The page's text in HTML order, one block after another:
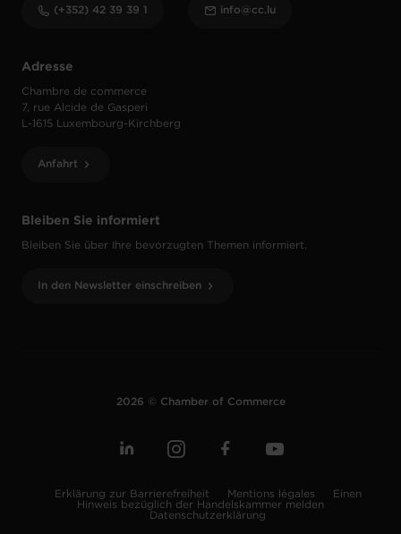
Bleiben Sie informiert
Bleiben Sie über Ihre bevorzugten Themen informiert.
In den Newsletter einschreiben
Adresse
Chambre de commerce
7, rue Alcide de Gasperi
L-1615 Luxembourg-Kirchberg
Anfahrt
(+352) 42 39 39 1 info@cc.lu
2026 © Chamber of Commerce
Erklärung zur Barrierefreiheit Mentions légales
Einen
Hinweis bezüglich der Handelskammer melden
Datenschutzerklärung